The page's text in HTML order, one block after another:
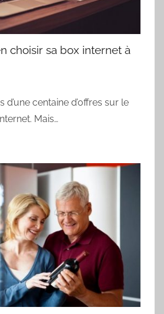
choisir sa box internet à
d’une centaine d’offres sur le
Mais…